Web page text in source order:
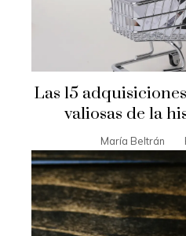
Las 15
valiosas de la
María Beltrán